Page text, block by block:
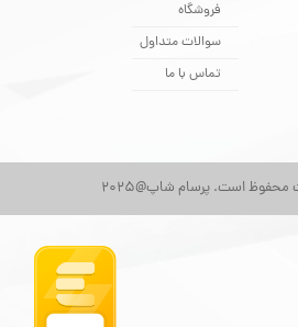
است. پرسام شاپ@2025
فروشگاه
سوالات متداول
تماس با ما